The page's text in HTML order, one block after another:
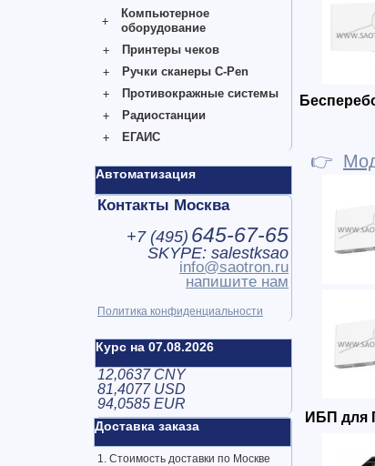
Компьютерное
оборудование
Принтеры чеков
Ручки сканеры C-Pen
Противокражные системы
Радиостанции
ЕГАИС
Автоматизация
Контакты Москва
+7 (495) 645-67-65
SKYPE: salestksao
info@saotron.ru
напишите нам
Политика конфиденциальности
Курс на 07.08.2026
12,0637 CNY
81,4077 USD
94,0585 EUR
Доставка заказа
1. Стоимость доставки по Москве
👉
ИБП для